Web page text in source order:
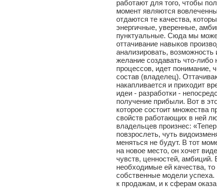
работают для того, чтобы
момент являются
отдаются те качества,
энергичные, уверенные,
пунктуальные. Сюда мы
оттачивание навыков
анализировать,
желание создавать что-
процессов, идет понимание,
состав (владелец).
накапливается и приходит
идеи - разработки -
получение прибыли. Вот в
которое состоит множества
свойств работающих в ней
владельцев произнес:
повзрослеть, чуть
меняться не будут. В тот
на новое место, он хочет
чувств, ценностей,
необходимые ей качества,
собственные модели
к продажам, и к сферам